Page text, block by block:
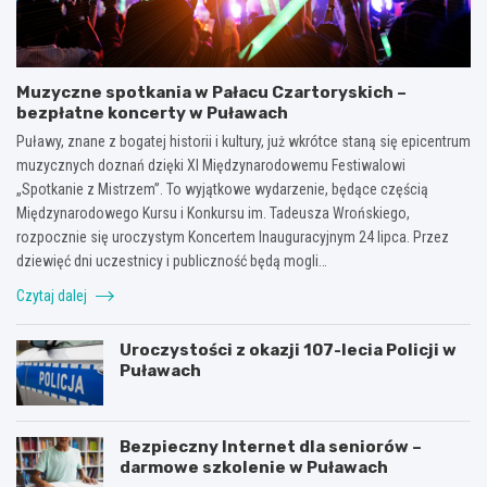
Muzyczne spotkania w Pałacu Czartoryskich –
bezpłatne koncerty w Puławach
Puławy, znane z bogatej historii i kultury, już wkrótce staną się epicentrum
muzycznych doznań dzięki XI Międzynarodowemu Festiwalowi
„Spotkanie z Mistrzem”. To wyjątkowe wydarzenie, będące częścią
Międzynarodowego Kursu i Konkursu im. Tadeusza Wrońskiego,
rozpocznie się uroczystym Koncertem Inauguracyjnym 24 lipca. Przez
dziewięć dni uczestnicy i publiczność będą mogli…
Czytaj dalej
Uroczystości z okazji 107-lecia Policji w
Puławach
Bezpieczny Internet dla seniorów –
darmowe szkolenie w Puławach